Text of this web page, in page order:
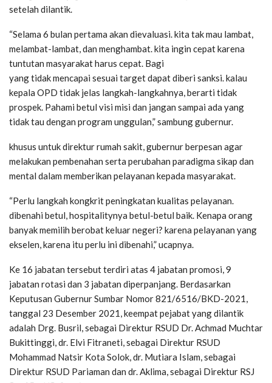
setelah dilantik.
“Selama 6 bulan pertama akan dievaluasi. kita tak mau lambat,
melambat-lambat, dan menghambat. kita ingin cepat karena
tuntutan masyarakat harus cepat. Bagi
yang tidak mencapai sesuai target dapat diberi sanksi. kalau
kepala OPD tidak jelas langkah-langkahnya, berarti tidak
prospek. Pahami betul visi misi dan jangan sampai ada yang
tidak tau dengan program unggulan,” sambung gubernur.
khusus untuk direktur rumah sakit, gubernur berpesan agar
melakukan pembenahan serta perubahan paradigma sikap dan
mental dalam memberikan pelayanan kepada masyarakat.
“Perlu langkah kongkrit peningkatan kualitas pelayanan.
dibenahi betul, hospitalitynya betul-betul baik. Kenapa orang
banyak memilih berobat keluar negeri? karena pelayanan yang
ekselen, karena itu perlu ini dibenahi,” ucapnya.
Ke 16 jabatan tersebut terdiri atas 4 jabatan promosi, 9
jabatan rotasi dan 3 jabatan diperpanjang. Berdasarkan
Keputusan Gubernur Sumbar Nomor 821/6516/BKD-2021,
tanggal 23 Desember 2021, keempat pejabat yang dilantik
adalah Drg. Busril, sebagai Direktur RSUD Dr. Achmad Muchtar
Bukittinggi, dr. Elvi Fitraneti, sebagai Direktur RSUD
Mohammad Natsir Kota Solok, dr. Mutiara Islam, sebagai
Direktur RSUD Pariaman dan dr. Aklima, sebagai Direktur RSJ